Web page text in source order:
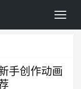
手创作动画